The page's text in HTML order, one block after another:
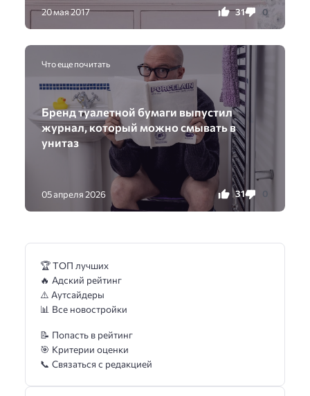
20 мая 2017 31 0
Что еще почитать
Бренд туалетной бумаги выпустил
журнал, который можно смывать в
унитаз
05 апреля 2026 31 0
🏆 ТОП лучших
🔥 Адский рейтинг
⚠️ Аутсайдеры
📊 Все новостройки
📝 Попасть в рейтинг
🎯 Критерии оценки
📞 Связаться с редакцией